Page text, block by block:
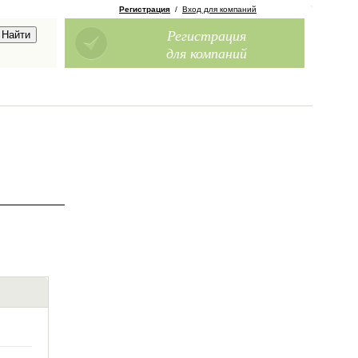
Регистрация / Вход для компаний
Регистрация
для компаний